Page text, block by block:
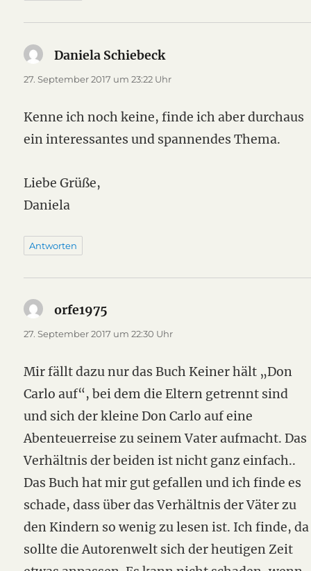
Daniela Schiebecksagt:
27. September 2017 um 23:22 Uhr
Kenne ich noch keine, finde ich aber durchaus
ein interessantes und spannendes Thema.
Liebe Grüße,
Daniela
Antworten
orfe1975
27. September 2017 um 22:30 Uhr
Mir fällt dazu nur das Buch Keiner hält „Don
Carlo auf“, bei dem die Eltern getrennt sind
und sich der kleine Don Carlo auf eine
Abenteuerreise zu seinem Vater aufmacht. Das
Verhältnis der beiden ist nicht ganz einfach..
Das Buch hat mir gut gefallen und ich finde es
schade, dass über das Verhältnis der Väter zu
den Kindern so wenig zu lesen ist. Ich finde, da
sollte die Autorenwelt sich der heutigen Zeit